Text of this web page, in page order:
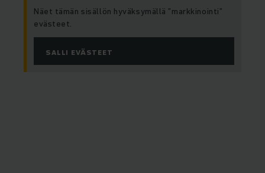
Näet tämän sisällön hyväksymällä ”markkinointi”
evästeet.
SALLI EVÄSTEET